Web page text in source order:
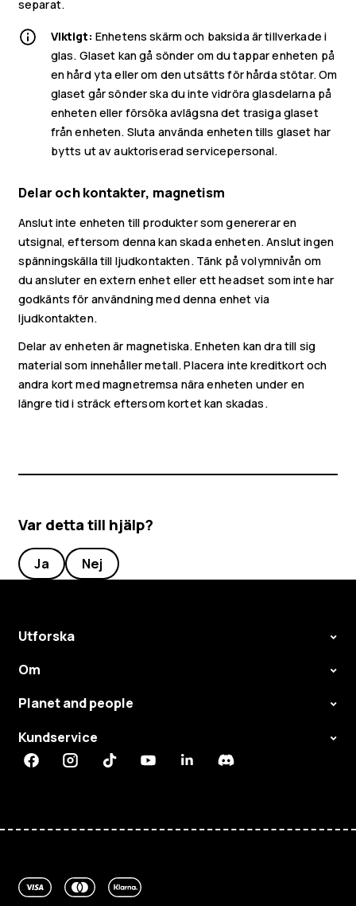
Smartphones
Mobiltelefoner
Tillbehör
HMD Terra M
Surfplattor
separat.
Viktigt: Enhetens skärm och baksida är tillverkade i
glas. Glaset kan gå sönder om du tappar enheten på
en hård yta eller om den utsätts för hårda stötar. Om
glaset går sönder ska du inte vidröra glasdelarna på
enheten eller försöka avlägsna det trasiga glaset
från enheten. Sluta använda enheten tills glaset har
bytts ut av auktoriserad servicepersonal.
Delar och kontakter, magnetism
Anslut inte enheten till produkter som genererar en
utsignal, eftersom denna kan skada enheten. Anslut ingen
spänningskälla till ljudkontakten. Tänk på volymnivån om
du ansluter en extern enhet eller ett headset som inte har
godkänts för användning med denna enhet via
ljudkontakten.
Delar av enheten är magnetiska. Enheten kan dra till sig
material som innehåller metall. Placera inte kreditkort och
andra kort med magnetremsa nära enheten under en
längre tid i sträck eftersom kortet kan skadas.
Var detta till hjälp?
Ja Nej
Utforska
Om
Planet and people
Kundservice
FacebookInstagramTiktokYoutubeLinkedinDiscord